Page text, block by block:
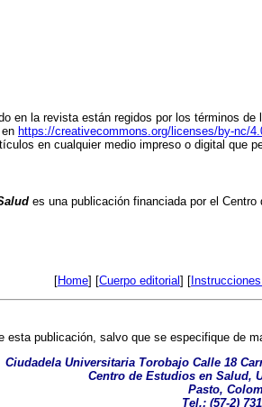
en la revista están regidos por los términos
https://creativecommons.org/licenses/by-nc/
en cualquier medio impreso o digital que
es una publicación financiada por el
[Home] [Cuerpo editorial ] [
esta publicación, salvo que se especifique de
Ciudadela Universitaria Torobajo Calle 18
Centro de Estudios en Salud,
Pasto,
Tel.: (57-2)